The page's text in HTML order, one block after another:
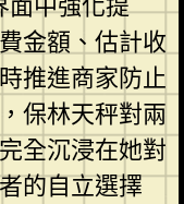
金額、估計收
推進商家防止
保林天秤對兩
全沉浸在她對
的自立選擇